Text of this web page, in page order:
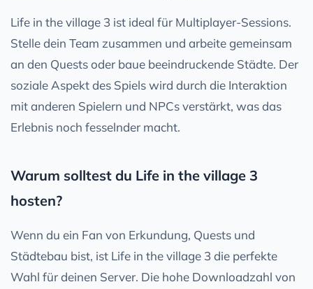
Life in the village 3 ist ideal für Multiplayer-Sessions.
Stelle dein Team zusammen und arbeite gemeinsam
an den Quests oder baue beeindruckende Städte. Der
soziale Aspekt des Spiels wird durch die Interaktion
mit anderen Spielern und NPCs verstärkt, was das
Erlebnis noch fesselnder macht.
Warum solltest du Life in the village 3
hosten?
Wenn du ein Fan von Erkundung, Quests und
Städtebau bist, ist Life in the village 3 die perfekte
Wahl für deinen Server. Die hohe Downloadzahl von